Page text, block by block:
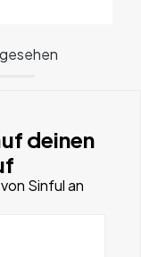
deinen
Sinful an